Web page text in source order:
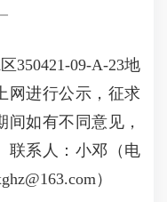
09-A-23地
网进行公示，征求
如有不同意见，
联系人：小邓（电
）